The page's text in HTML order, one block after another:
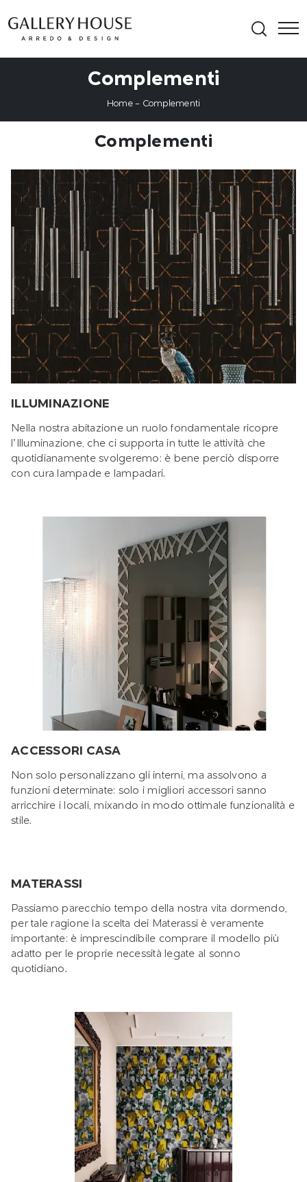
Complementi
Home- Complementi
Complementi
ILLUMINAZIONE
Nella nostra abitazione un ruolo fondamentale ricopre
l’Illuminazione, che ci supporta in tutte le attività che
quotidianamente svolgeremo: è bene perciò disporre
con cura lampade e lampadari.
ACCESSORI CASA
Non solo personalizzano gli interni, ma assolvono a
funzioni determinate: solo i migliori accessori sanno
arricchire i locali, mixando in modo ottimale funzionalità e
stile.
MATERASSI
Passiamo parecchio tempo della nostra vita dormendo,
per tale ragione la scelta dei Materassi è veramente
importante: è imprescindibile comprare il modello più
adatto per le proprie necessità legate al sonno
quotidiano.